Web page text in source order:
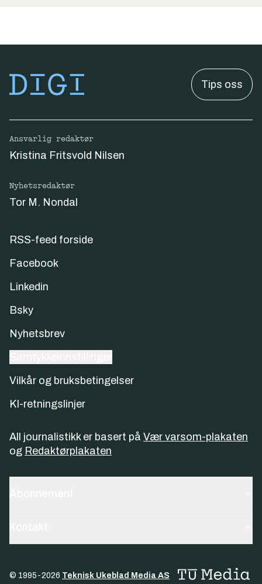
Tips oss
Ansvarlig redaktør
Kristina Fritsvold Nilsen
Nyhetsredaktør
Tor M. Nondal
RSS-feed forside
Facebook
Linkedin
Bsky
Nyhetsbrev
Vilkår og bruksbetingelser
KI-retningslinjer
All journalistikk er basert på Vær varsom-plakaten
og Redaktørplakaten
© 1995-2026 Teknisk Ukeblad Media AS